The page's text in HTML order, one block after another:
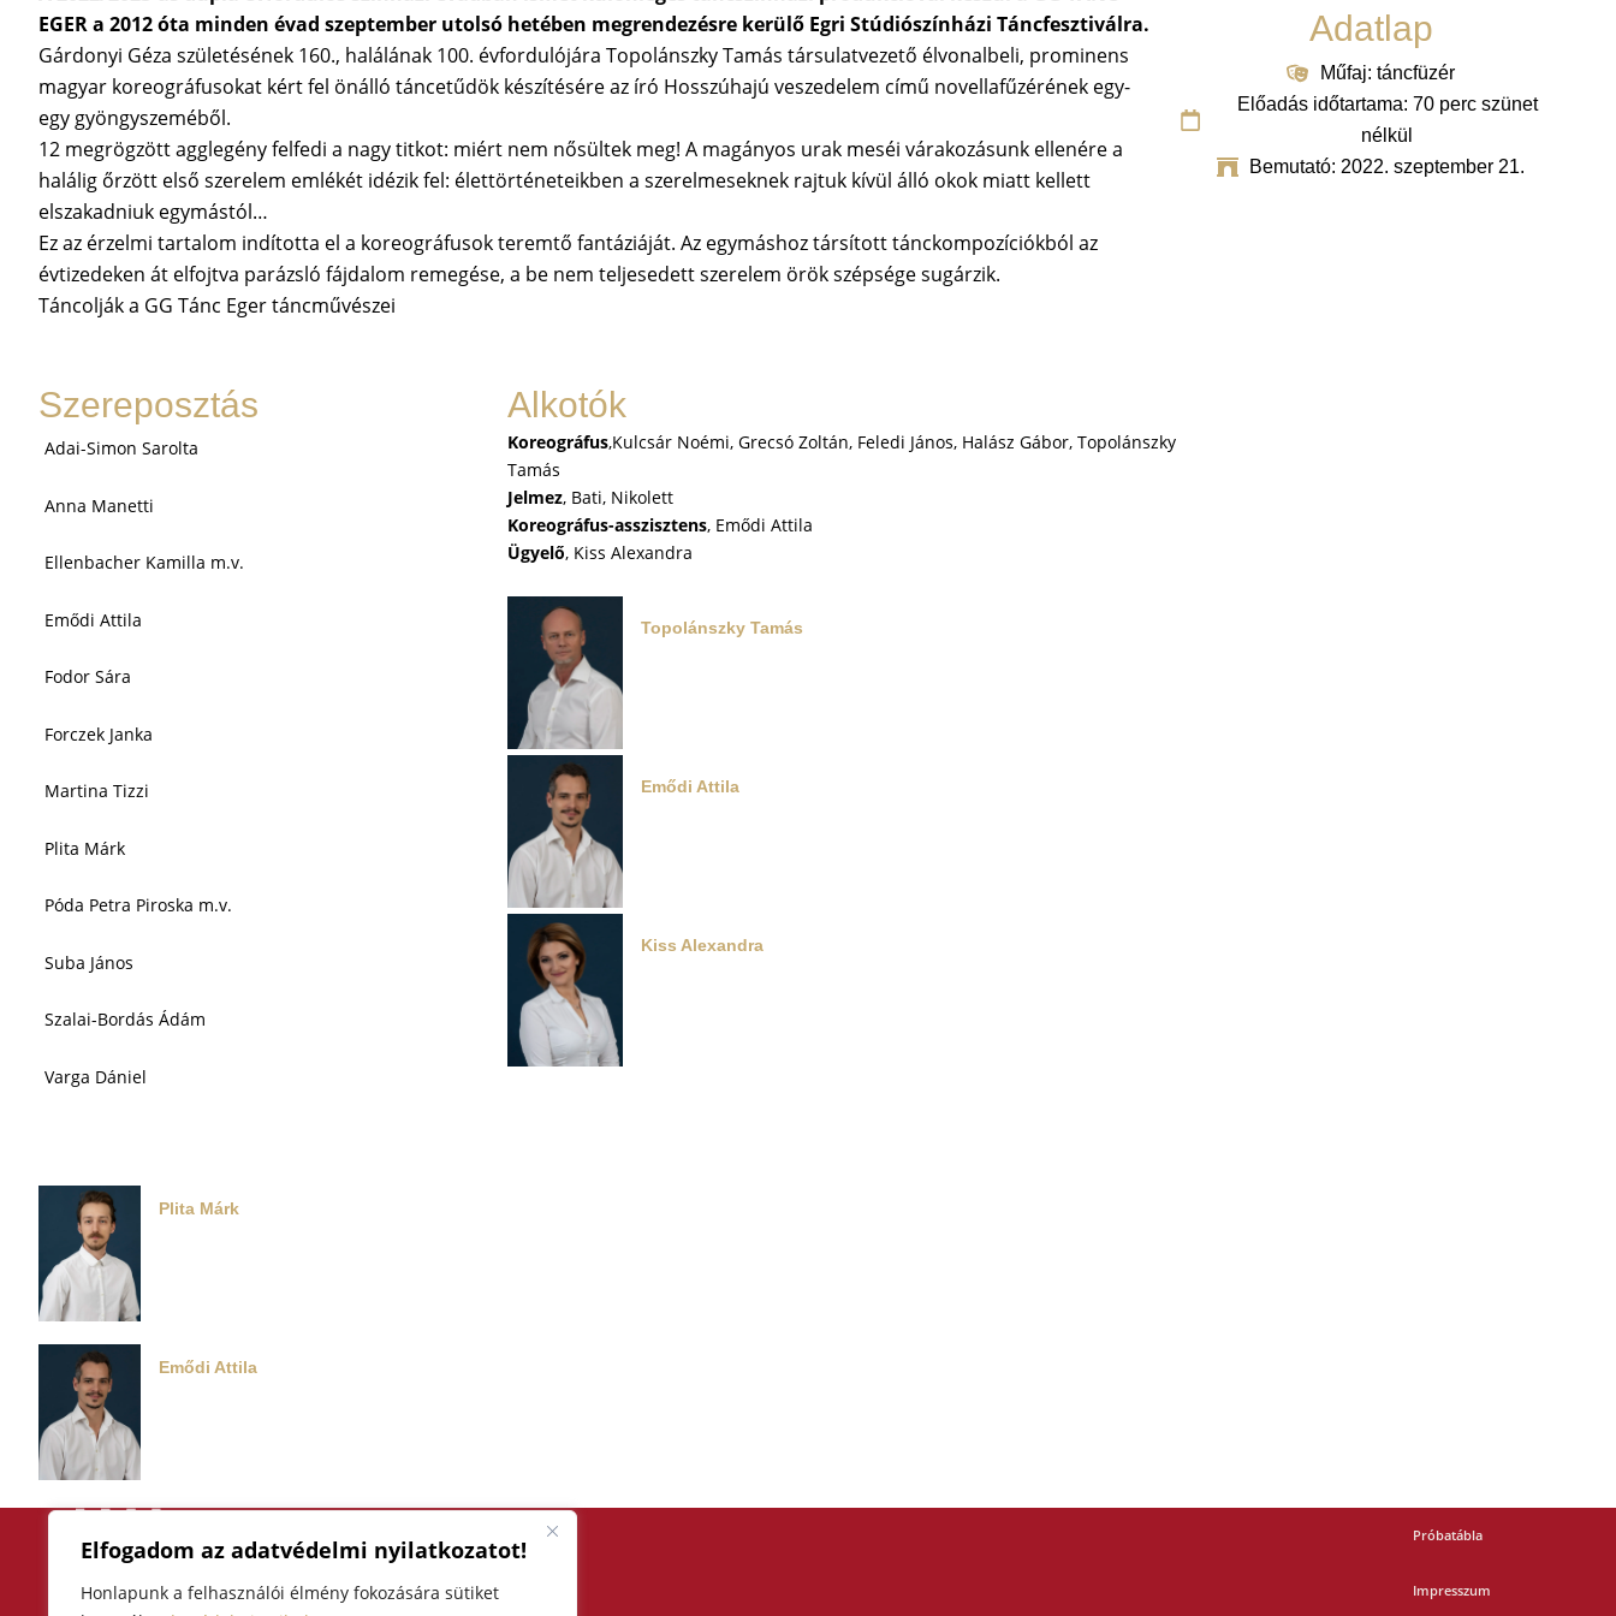
Elfogadom az adatvédelmi nyilatkozatot!
Honlapunk a felhasználói élmény fokozására sütiket
EGER a 2012 óta minden évad szeptember utolsó hetében megrendezésre kerülő Egri Stúdiószínházi Táncfesztiválra.
Gárdonyi Géza születésének 160., halálának 100. évfordulójára Topolánszky Tamás társulatvezető élvonalbeli, prominens
magyar koreográfusokat kért fel önálló táncetűdök készítésére az író Hosszúhajú veszedelem című novellafűzérének egy-
egy gyöngyszeméből.
12 megrögzött agglegény felfedi a nagy titkot: miért nem nősültek meg! A magányos urak meséi várakozásunk ellenére a
halálig őrzött első szerelem emlékét idézik fel: élettörténeteikben a szerelmeseknek rajtuk kívül álló okok miatt kellett
elszakadniuk egymástól…
Ez az érzelmi tartalom indította el a koreográfusok teremtő fantáziáját. Az egymáshoz társított tánckompozíciókból az
évtizedeken át elfojtva parázsló fájdalom remegése, a be nem teljesedett szerelem örök szépsége sugárzik.
Táncolják a GG Tánc Eger táncművészei
Adatlap
Műfaj: táncfüzér
Előadás időtartama: 70 perc szünet
nélkül
Bemutató: 2022. szeptember 21.
Szereposztás
Adai-Simon Sarolta
Anna Manetti
Ellenbacher Kamilla m.v.
Emődi Attila
Fodor Sára
Forczek Janka
Martina Tizzi
Plita Márk
Póda Petra Piroska m.v.
Suba János
Szalai-Bordás Ádám
Varga Dániel
Plita Márk
Emődi Attila
Alkotók
Koreográfus,Kulcsár Noémi, Grecsó Zoltán, Feledi János, Halász Gábor, Topolánszky
Tamás
Jelmez, Bati, Nikolett
Koreográfus-asszisztens, Emődi Attila
Ügyelő, Kiss Alexandra
Topolánszky Tamás
Emődi Attila
Kiss Alexandra
F
a
I
n
Y
o
Próbatábla
Impresszum